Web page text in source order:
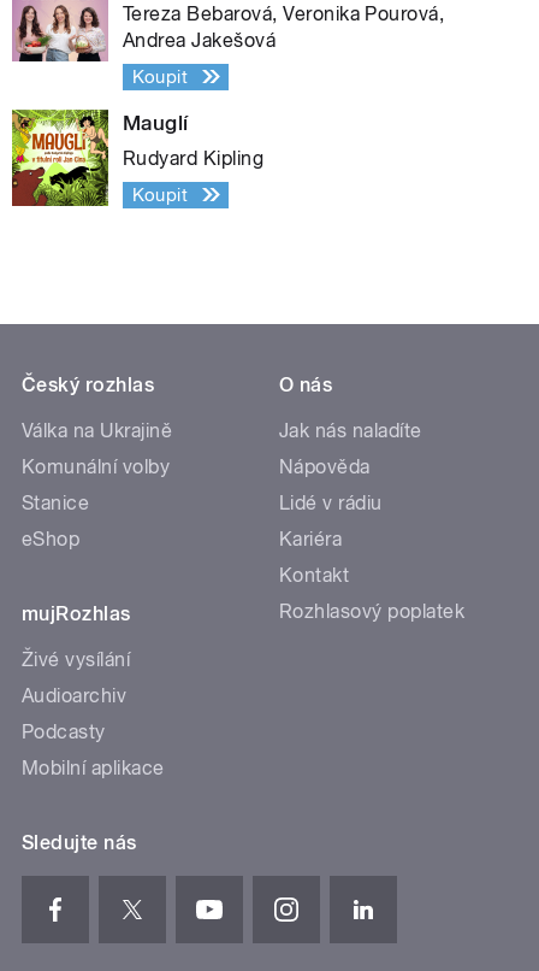
Tereza Bebarová, Veronika Pourová,
Andrea Jakešová
Koupit
Mauglí
Rudyard Kipling
Koupit
Český rozhlas
Válka na Ukrajině
Komunální volby
Stanice
eShop
mujRozhlas
Živé vysílání
Audioarchiv
Podcasty
Mobilní aplikace
O nás
Jak nás naladíte
Nápověda
Lidé v rádiu
Kariéra
Kontakt
Rozhlasový poplatek
Sledujte nás